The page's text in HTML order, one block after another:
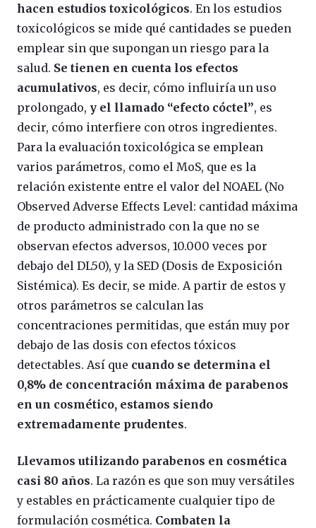
hacen estudios toxicológicos. En los estudios
toxicológicos se mide qué cantidades se pueden
emplear sin que supongan un riesgo para la
salud. Se tienen en cuenta los efectos
acumulativos, es decir, cómo influiría un uso
prolongado, y el llamado “efecto cóctel”, es
decir, cómo interfiere con otros ingredientes.
Para la evaluación toxicológica se emplean
varios parámetros, como el MoS, que es la
relación existente entre el valor del NOAEL (No
Observed Adverse Effects Level: cantidad máxima
de producto administrado con la que no se
observan efectos adversos, 10.000 veces por
debajo del DL50), y la SED (Dosis de Exposición
Sistémica). Es decir, se mide. A partir de estos y
otros parámetros se calculan las
concentraciones permitidas, que están muy por
debajo de las dosis con efectos tóxicos
detectables. Así que cuando se determina el
0,8% de concentración máxima de parabenos
en un cosmético, estamos siendo
extremadamente prudentes.
Llevamos utilizando parabenos en cosmética
casi 80 años. La razón es que son muy versátiles
y estables en prácticamente cualquier tipo de
formulación cosmética. Combaten la